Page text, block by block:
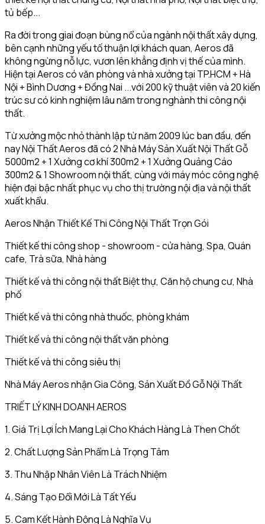
tủ bếp...
Ra đời trong giai đoạn bùng nổ của ngành nội thất xây dựng,
bên cạnh những yếu tố thuận lợi khách quan, Aeros đã
không ngừng nỗ lực, vươn lên khẳng định vị thế của mình.
Hiện tại Aeros có văn phòng và nhà xưởng tại TP.HCM + Hà
Nội + Bình Dương + Đồng Nai ...với 200 kỹ thuật viên và 20 kiến
trúc sư có kinh nghiệm lâu năm trong nghành thi công nội
thất.
Từ xưởng mộc nhỏ thành lập từ năm 2009 lúc ban đầu, đến
nay Nội Thất Aeros đã có 2 Nhà Máy Sản Xuất Nội Thất Gỗ
5000m2 + 1 Xưởng cơ khí 300m2 + 1 Xưởng Quảng Cáo
300m2 & 1 Showroom nội thất, cùng với máy móc công nghệ
hiện đại bậc nhất phục vụ cho thị trường nội địa và nội thất
xuất khẩu.
Aeros Nhận Thiết Kế Thi Công Nội Thất Trọn Gói
Thiết kế thi công shop - showroom - cửa hàng, Spa, Quán
cafe, Trà sữa, Nhà hàng
Thiết kế và thi công nội thất Biệt thự, Căn hộ chung cư, Nhà
phố
Thiết kế và thi công nhà thuốc, phòng khám
Thiết kế và thi công nội thất văn phòng
Thiết kế và thi công siêu thị
Nhà Máy Aeros nhận Gia Công, Sản Xuất Đồ Gỗ Nội Thất
TRIẾT LÝ KINH DOANH AEROS
1. Giá Trị Lợi Ích Mang Lại Cho Khách Hàng Là Then Chốt
2. Chất Lượng Sản Phẩm Là Trọng Tâm
3. Thu Nhập Nhân Viên Là Trách Nhiệm
4. Sáng Tạo Đổi Mới Là Tất Yếu
5. Cam Kết Hành Động Là Nghĩa Vụ